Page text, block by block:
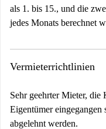
als 1. bis 15., und die
jedes Monats berechnet
Vermieterrichtlinien
Sehr geehrter Mieter,
Eigentümer
abgelehnt werden.